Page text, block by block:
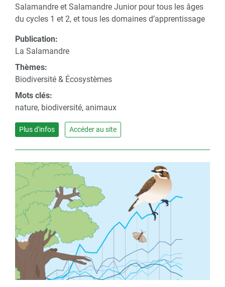
Salamandre et Salamandre Junior pour tous les âges
du cycles 1 et 2, et tous les domaines d’apprentissage
Publication:
La Salamandre
Thèmes:
Biodiversité & Écosystèmes
Mots clés:
nature, biodiversité, animaux
Plus d'infos Accéder au site